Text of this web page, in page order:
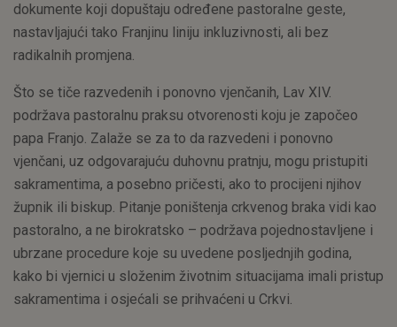
dokumente koji dopuštaju određene pastoralne geste,
nastavljajući tako Franjinu liniju inkluzivnosti, ali bez
radikalnih promjena.
Što se tiče razvedenih i ponovno vjenčanih, Lav XIV.
podržava pastoralnu praksu otvorenosti koju je započeo
papa Franjo. Zalaže se za to da razvedeni i ponovno
vjenčani, uz odgovarajuću duhovnu pratnju, mogu pristupiti
sakramentima, a posebno pričesti, ako to procijeni njihov
župnik ili biskup. Pitanje poništenja crkvenog braka vidi kao
pastoralno, a ne birokratsko – podržava pojednostavljene i
ubrzane procedure koje su uvedene posljednjih godina,
kako bi vjernici u složenim životnim situacijama imali pristup
sakramentima i osjećali se prihvaćeni u Crkvi.